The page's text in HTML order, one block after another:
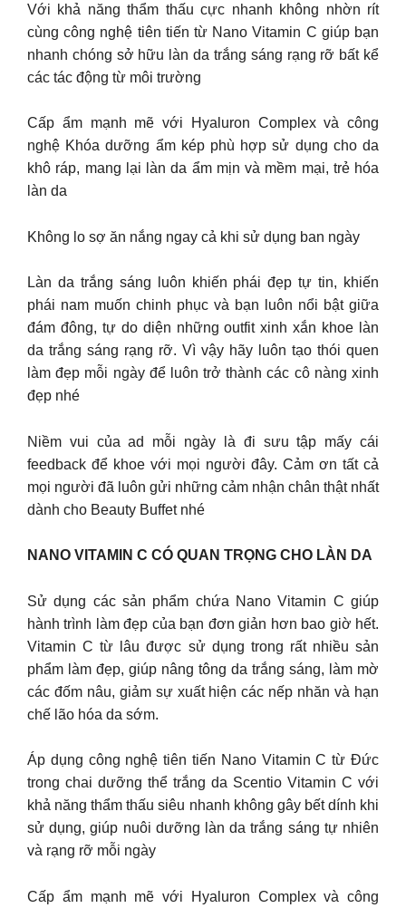
Với khả năng thẩm thấu cực nhanh không nhờn rít
cùng công nghệ tiên tiến từ Nano Vitamin C giúp bạn
nhanh chóng sở hữu làn da trắng sáng rạng rỡ bất kể
các tác động từ môi trường
Cấp ẩm mạnh mẽ với Hyaluron Complex và công
nghệ Khóa dưỡng ẩm kép phù hợp sử dụng cho da
khô ráp, mang lại làn da ẩm mịn và mềm mại, trẻ hóa
làn da
Không lo sợ ăn nắng ngay cả khi sử dụng ban ngày
Làn da trắng sáng luôn khiến phái đẹp tự tin, khiến
phái nam muốn chinh phục và bạn luôn nổi bật giữa
đám đông, tự do diện những outfit xinh xắn khoe làn
da trắng sáng rạng rỡ. Vì vậy hãy luôn tạo thói quen
làm đẹp mỗi ngày để luôn trở thành các cô nàng xinh
đẹp nhé
Niềm vui của ad mỗi ngày là đi sưu tập mấy cái
feedback để khoe với mọi người đây. Cảm ơn tất cả
mọi người đã luôn gửi những cảm nhận chân thật nhất
dành cho Beauty Buffet nhé
NANO VITAMIN C CÓ QUAN TRỌNG CHO LÀN DA
Sử dụng các sản phẩm chứa Nano Vitamin C giúp
hành trình làm đẹp của bạn đơn giản hơn bao giờ hết.
Vitamin C từ lâu được sử dụng trong rất nhiều sản
phẩm làm đẹp, giúp nâng tông da trắng sáng, làm mờ
các đốm nâu, giảm sự xuất hiện các nếp nhăn và hạn
chế lão hóa da sớm.
Áp dụng công nghệ tiên tiến Nano Vitamin C từ Đức
trong chai dưỡng thể trắng da Scentio Vitamin C với
khả năng thẩm thấu siêu nhanh không gây bết dính khi
sử dụng, giúp nuôi dưỡng làn da trắng sáng tự nhiên
và rạng rỡ mỗi ngày
Cấp ẩm mạnh mẽ với Hyaluron Complex và công